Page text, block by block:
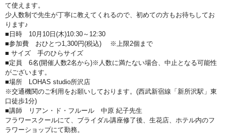
て使えます。
少人数制で先生が丁寧に教えてくれるので、初めての方もお待ちしてお
ります♪
■日時 10月10日(木)10:30～12:30
■参加費 おひとつ1,300円(税込) ※上限2個まで
■ サイズ 手のひらサイズ
■定員 6名(開催人数2名から)※人数に満たない場合、中止となる可能性
がございます。
■場所 LOHAS studio所沢店
※交通機関のご利用をお願いしております。 (西武新宿線「新所沢駅」東
口徒歩1分)
■講師 リアン・ド・フルール 中原 紀子先生
フラワースクールにて、ブライダル講座修了後、生花店、ホテル内のフ
ラワーショップにて勤務。